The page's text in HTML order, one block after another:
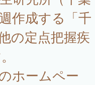
作成する「千
の定点把握疾
ホームペー